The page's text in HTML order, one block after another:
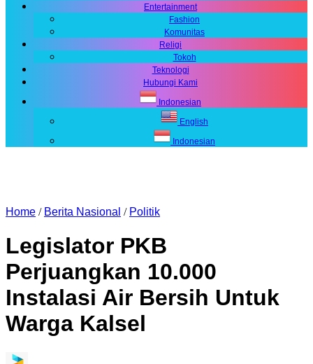
Entertainment
Fashion
Komunitas
Religi
Tokoh
Teknologi
Hubungi Kami
Indonesian
English
Indonesian
Home / Berita Nasional / Politik
Legislator PKB
Perjuangkan 10.000
Instalasi Air Bersih Untuk
Warga Kalsel